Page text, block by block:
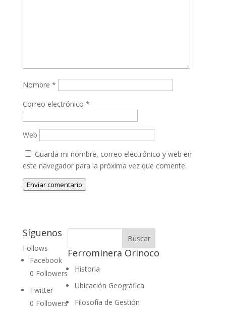
Nombre *
Correo electrónico *
Web
Guarda mi nombre, correo electrónico y web en
este navegador para la próxima vez que comente.
Enviar comentario
Síguenos
Follows
Facebook
0 Followers
Twitter
0 Followers
Ferrominera Orinoco
Historia
Ubicación Geográfica
Filosofía de Gestión